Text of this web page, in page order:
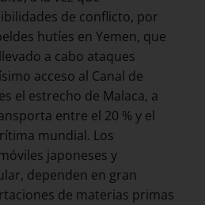
de conflicto, por
hutíes en Yemen, que
a cabo ataques
acceso al Canal de
el estrecho de Malaca, a
entre el 20 % y el
mundial. Los
japoneses y
dependen en gran
de materias primas